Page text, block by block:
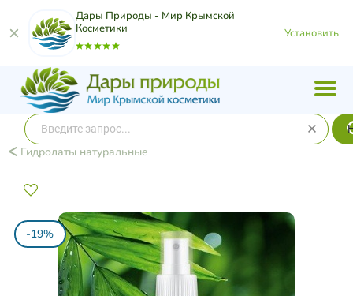
Дары Природы - Мир Крымской
Косметики
Установить
Гидролаты натуральные
-19%